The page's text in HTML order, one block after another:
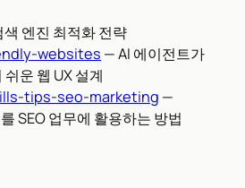
엔진 최적화 전략
websites — AI 에이전트가
운 웹 UX 설계
tips-seo-marketing —
SEO 업무에 활용하는 방법